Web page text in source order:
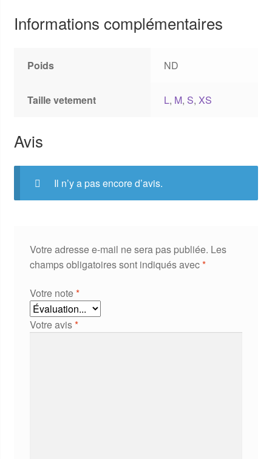
Informations complémentaires
Poids ND
Taille vetement L, M, S,XS
Avis
Il n’y a pas encore d’avis.
Votre adresse e-mail ne sera pas publiée. Les
champs obligatoires sont indiqués avec*
Votre note*
Votre avis*